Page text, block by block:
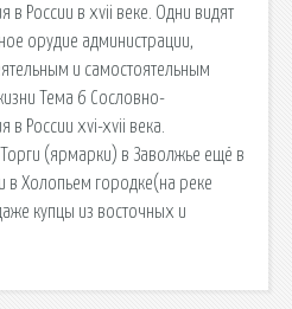
в России в xvii веке. Одни видят
орудие администрации,
и самостоятельным
Тема 6 Сословно-
в России xvi-xvii века.
(ярмарки) в Заволжье ещё в
в Холопьем городке(на реке
купцы из восточных и